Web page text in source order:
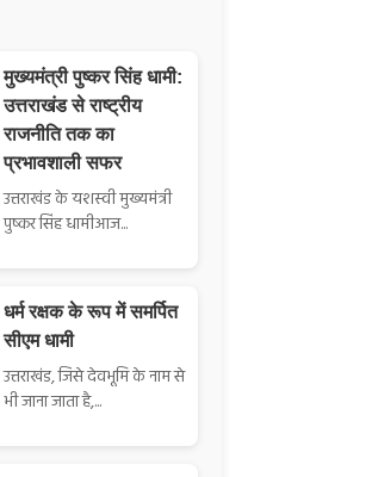
मुख्यमंत्री पुष्कर सिंह धामी:
उत्तराखंड से राष्ट्रीय
राजनीति तक का
प्रभावशाली सफर
उत्तराखंड के यशस्वी मुख्यमंत्री
पुष्कर सिंह धामीआज...
धर्म रक्षक के रूप में समर्पित
सीएम धामी
उत्तराखंड, जिसे देवभूमि के नाम से
भी जाना जाता है,...